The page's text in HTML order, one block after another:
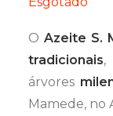
OAzeite S.
tradicionais
árvores
Mamede, no